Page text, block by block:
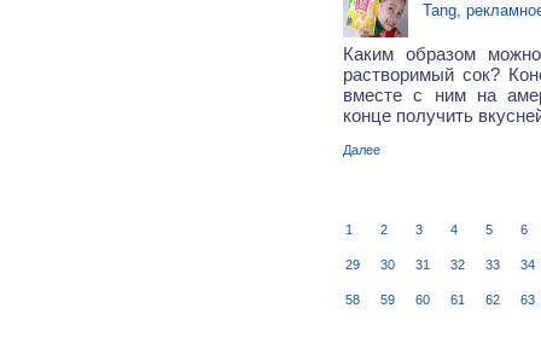
Tang,
Каким образом
растворимый сок?
вместе с ним на
конце получить
Далее
1 2 3 4 5 6
29 30 31 32 33 34
58 59 60 61 62 63